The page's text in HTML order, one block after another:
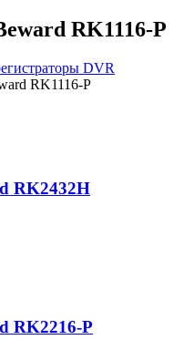
RK1116-P
DVR
RK1116-P
RK2432H
RK2216-P